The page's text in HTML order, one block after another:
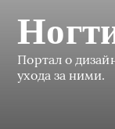
Портал о
ухода за ними.